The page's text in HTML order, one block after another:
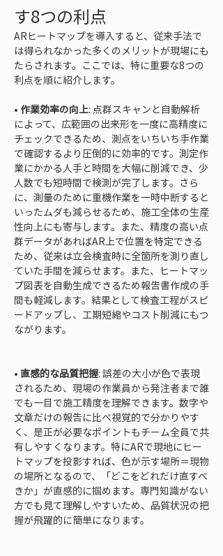
す8つの利点
ARヒートマップを導入すると、従来手法で
は得られなかった多くのメリットが現場にも
たらされます。ここでは、特に重要な8つの
利点を順に紹介します。
• 作業効率の向上: 点群スキャンと自動解析
によって、広範囲の出来形を一度に高精度に
チェックできるため、測点をいちいち手作業
で確認するより圧倒的に効率的です。測定作
業にかかる人手と時間を大幅に削減でき、少
人数でも短時間で検測が完了します。さら
に、測量のために重機作業を一時中断すると
いったムダも減らせるため、施工全体の生産
性向上にも寄与します。また、精度の高い点
群データがあればAR上で位置を特定できる
ため、従来は立会検査時に全箇所を測り直し
ていた手間を減らせます。また、ヒートマッ
プ図表を自動生成できるため報告書作成の手
間も軽減します。結果として検査工程がスピ
ードアップし、工期短縮やコスト削減にもつ
ながります。
• 直感的な品質把握: 誤差の大小が色で表現
されるため、現場の作業員から発注者まで誰
でも一目で施工精度を理解できます。数字や
文章だけの報告に比べ視覚的で分かりやす
く、是正が必要なポイントもチーム全員で共
有しやすくなります。特にARで現地にヒー
トマップを投影すれば、色が示す場所＝現物
の場所となるので、「どこをどれだけ直すべ
きか」が直感的に掴めます。専門知識がない
方でも見て理解しやすいため、品質状況の把
握が飛躍的に簡単になります。